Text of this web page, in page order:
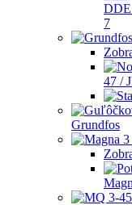
7
47 /
Grundfos